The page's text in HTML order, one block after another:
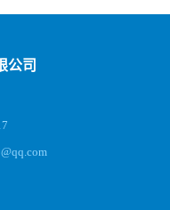
公司